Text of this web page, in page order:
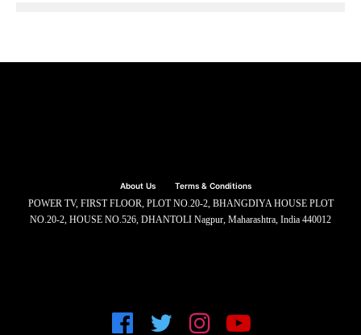
About Us Terms & Conditions
POWER TV, FIRST FLOOR, PLOT NO.20-2, BHANGDIYA HOUSE PLOT
NO.20-2, HOUSE NO.526, DHANTOLI Nagpur, Maharashtra, India 440012